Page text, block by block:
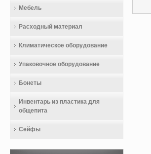
Мебель
Расходный материал
Климатическое оборудование
Упаковочное оборудование
Бонеты
Инвентарь из пластика для
общепита
Сейфы